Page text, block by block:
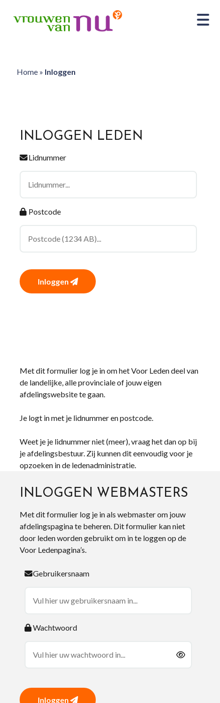
Home» Inloggen
INLOGGEN LEDEN
Lidnummer
Postcode
Inloggen
Met dit formulier log je in om het Voor Leden deel van
de landelijke, alle provinciale of jouw eigen
afdelingswebsite te gaan.
Je logt in met je lidnummer en postcode.
Weet je je lidnummer niet (meer), vraag het dan op bij
je afdelingsbestuur. Zij kunnen dit eenvoudig voor je
opzoeken in de ledenadministratie.
INLOGGEN WEBMASTERS
Met dit formulier log je in als webmaster om jouw
afdelingspagina te beheren. Dit formulier kan niet
door leden worden gebruikt om in te loggen op de
Voor Ledenpagina’s.
Gebruikersnaam
Wachtwoord
Inloggen